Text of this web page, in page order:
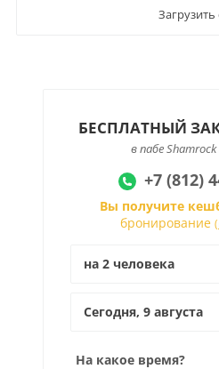
БЕСПЛАТНЫЙ
в пабе
+7 (812)
Вы получите
бронирование (
На какое время?